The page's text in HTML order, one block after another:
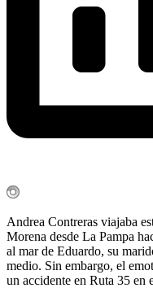
Andrea Contreras viajaba
Morena desde La Pampa
al mar de Eduardo, su
medio. Sin embargo, el
un accidente en Ruta 35